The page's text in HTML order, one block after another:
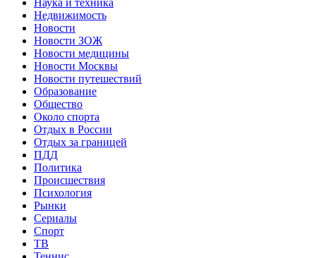
Недвижимость
Новости
Новости ЗОЖ
Новости медицины
Новости Москвы
Новости путешествий
Образование
Общество
Около спорта
Отдых в России
Отдых за границей
ПДД
Политика
Происшествия
Психология
Рынки
Сериалы
Спорт
ТВ